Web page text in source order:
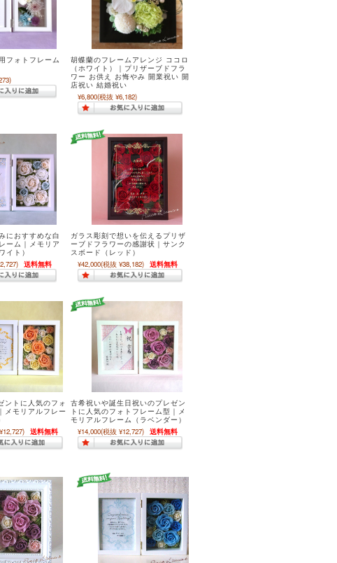
フォトフレーム
胡蝶蘭のフレームアレンジ ココロ
（ホワイト）｜プリザーブドフラ
ワー お供え お悔やみ 開業祝い 開
店祝い 結婚祝い
¥6,800(税抜 ¥6,182)
におすすめな白
ーム｜メモリア
イト）
送料無料
ガラス彫刻で想いを伝えるプリザ
ーブドフラワーの感謝状｜サンク
スボード（レッド）
¥42,000(税抜 ¥38,182) 送料無料
ントに人気のフォ
メモリアルフレー
送料無料
古希祝いや誕生日祝いのプレゼン
トに人気のフォトフレーム型｜メ
モリアルフレーム（ラベンダー）
¥14,000(税抜 ¥12,727) 送料無料